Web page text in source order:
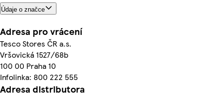
Údaje o značce
Adresa pro vrácení
Tesco Stores ČR a.s.
Vršovická 1527/68b
100 00 Praha 10
Infolinka: 800 222 555
Adresa distributora